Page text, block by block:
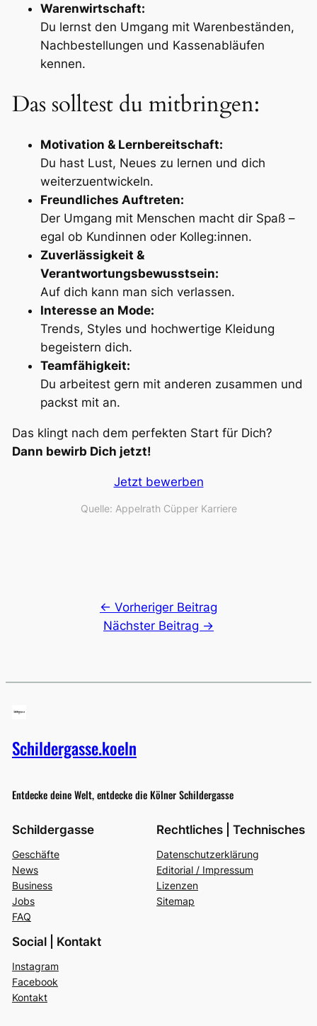
Warenwirtschaft:
Du lernst den Umgang mit Warenbeständen,
Nachbestellungen und Kassenabläufen
kennen.
Das solltest du mitbringen:
Motivation & Lernbereitschaft:
Du hast Lust, Neues zu lernen und dich
weiterzuentwickeln.
Freundliches Auftreten:
Der Umgang mit Menschen macht dir Spaß –
egal ob Kundinnen oder Kolleg:innen.
Zuverlässigkeit &
Verantwortungsbewusstsein:
Auf dich kann man sich verlassen.
Interesse an Mode:
Trends, Styles und hochwertige Kleidung
begeistern dich.
Teamfähigkeit:
Du arbeitest gern mit anderen zusammen und
packst mit an.
Das klingt nach dem perfekten Start für Dich?
Dann bewirb Dich jetzt!
Jetzt bewerben
Quelle: Appelrath Cüpper Karriere
← Vorheriger Beitrag
Nächster Beitrag →
Schildergasse.koeln
Entdecke deine Welt, entdecke die Kölner Schildergasse
Schildergasse
Geschäfte
News
Business
Jobs
FAQ
Rechtliches | Technisches
Datenschutzerklärung
Editorial / Impressum
Lizenzen
Sitemap
Social | Kontakt
Instagram
Facebook
Kontakt